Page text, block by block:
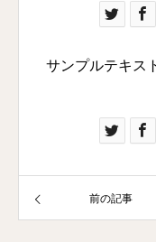
サンプルテキス
前の記事